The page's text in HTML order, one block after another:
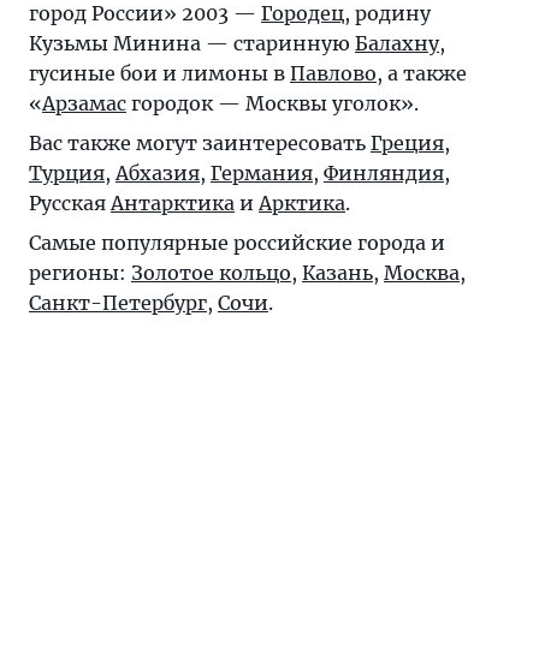
город России» 2003 — Городец, родину
Кузьмы Минина — старинную Балахну,
гусиные бои и лимоны в Павлово, а также
«Арзамас городок — Москвы уголок».
Вас также могут заинтересовать Греция,
Турция,Абхазия, Германия, Финляндия,
РусскаяАнтарктика иАрктика.
Самые популярные российские города и
регионы: Золотое кольцо, Казань, Москва,
Санкт-Петербург, Сочи.